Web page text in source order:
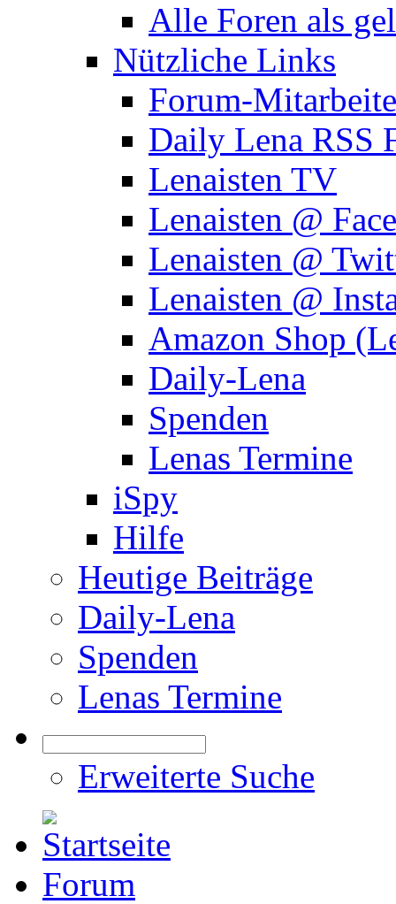
Alle Foren als
Nützliche Links
Forum-
Daily Lena RSS
Lenaisten TV
Lenaisten @
Lenaisten @
Lenaisten @
Amazon Shop
Daily-Lena
Spenden
Lenas Termine
iSpy
Hilfe
Heutige Beiträge
Daily-Lena
Spenden
Lenas Termine
Erweiterte Suche
Forum